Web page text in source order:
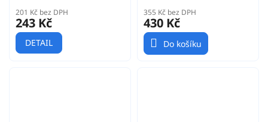
201 Kč bez DPH
243 Kč
DETAIL
355 Kč bez DPH
430 Kč
Do košíku